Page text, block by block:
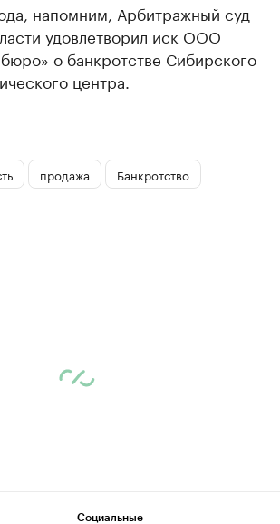
напомним, Арбитражный суд
удовлетворил иск ООО
о банкротстве Сибирского
центра.
продажа Банкротство
Социальные